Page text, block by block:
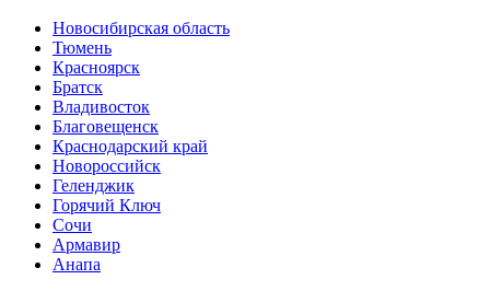
Новосибирская область
Тюмень
Красноярск
Братск
Владивосток
Благовещенск
Краснодарский край
Новороссийск
Геленджик
Горячий Ключ
Сочи
Армавир
Анапа